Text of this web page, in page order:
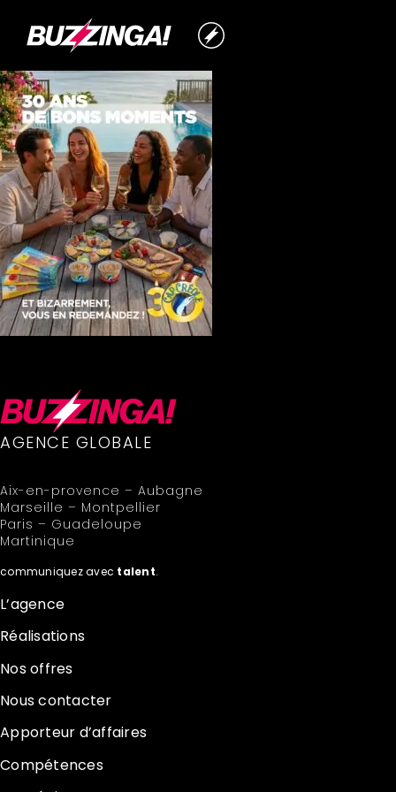
AGENCE GLOBALE
Aix-en-provence – Aubagne
Marseille – Montpellier
Paris – Guadeloupe
Martinique
communiquez avec talent.
L’agence
Réalisations
Nos offres
Nous contacter
Apporteur d’affaires
Compétences